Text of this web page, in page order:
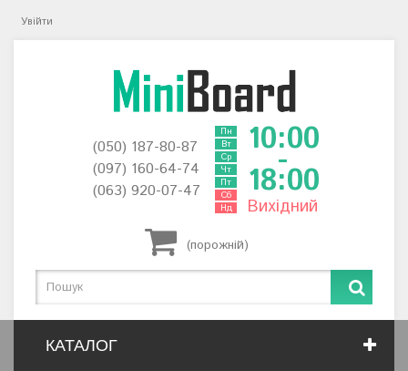
Увійти
(порожній)
(050) 187-80-87
(097) 160-64-74
(063) 920-07-47
Пн
Вт
Ср
Чт
Пт
Сб
Нд
10:00
-
18:00
Вихідний
КАТАЛОГ